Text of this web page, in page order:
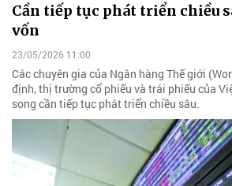
Cần tiếp tục phát triển chiều
vốn
23/05/2026 11:00
Các chuyên gia của Ngân hàng Thế giới
định, thị trường cổ phiếu và trái phiếu của
song cần tiếp tục phát triển chiều sâu.